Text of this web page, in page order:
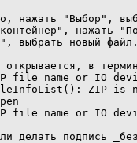
нажать "Выбор",
нажать
выбрать новый
в
file name or IO
ZIP is
file name or IO
делать подпись